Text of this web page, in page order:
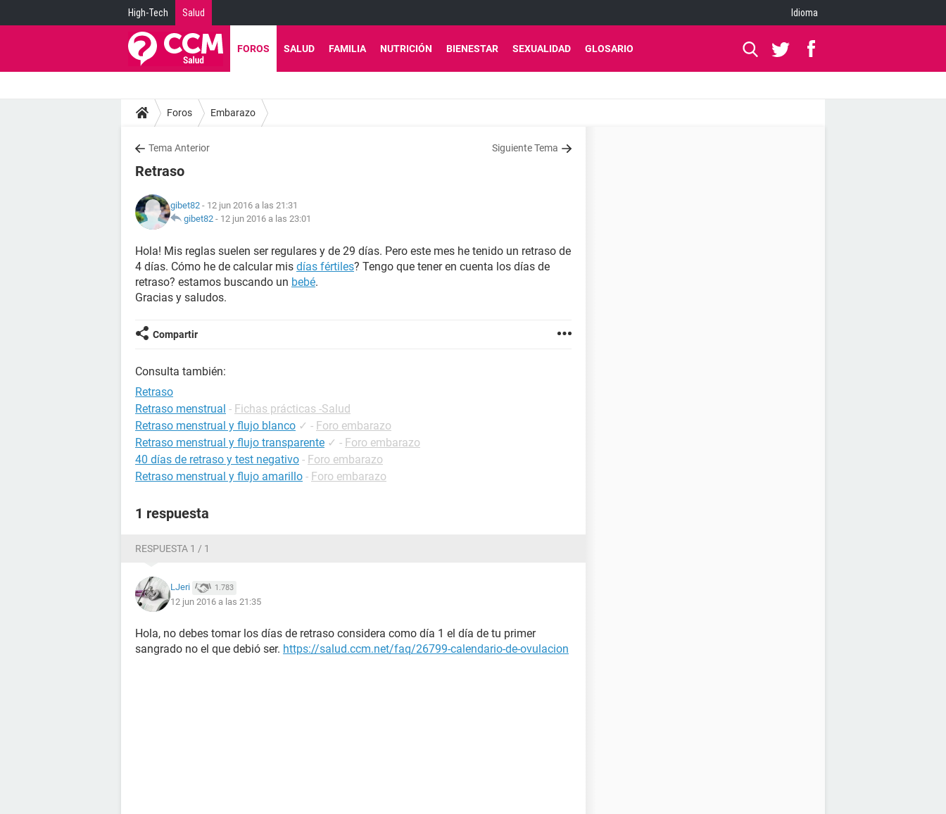
High-Tech Salud Idioma
FOROS SALUD FAMILIA NUTRICIÓN BIENESTAR SEXUALIDAD GLOSARIO
Foros Embarazo
Tema Anterior Siguiente Tema
Retraso
gibet82 - 12 jun 2016 a las 21:31
gibet82 - 12 jun 2016 a las 23:01
Hola! Mis reglas suelen ser regulares y de 29 días. Pero este mes he tenido un retraso de
4 días. Cómo he de calcular mis días fértiles? Tengo que tener en cuenta los días de
retraso? estamos buscando un bebé.
Gracias y saludos.
Compartir
Consulta también:
Retraso
Retraso menstrual - Fichas prácticas -Salud
Retraso menstrual y flujo blanco ✓ - Foro embarazo
Retraso menstrual y flujo transparente ✓ - Foro embarazo
40 días de retraso y test negativo - Foro embarazo
Retraso menstrual y flujo amarillo - Foro embarazo
1 respuesta
RESPUESTA 1 / 1
LJeri 1.783
12 jun 2016 a las 21:35
Hola, no debes tomar los días de retraso considera como día 1 el día de tu primer
sangrado no el que debió ser. https://salud.ccm.net/faq/26799-calendario-de-ovulacion